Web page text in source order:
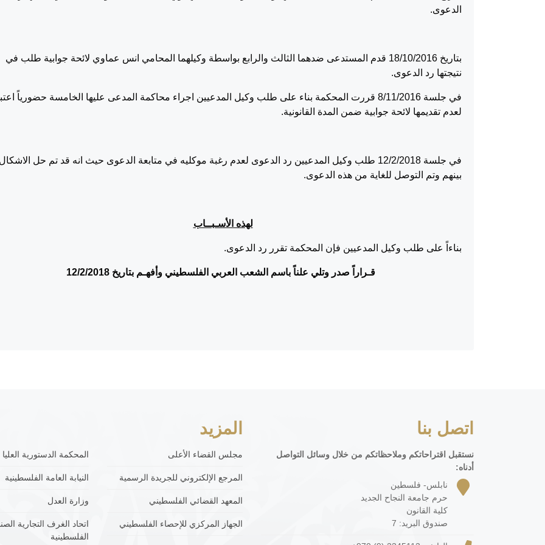
الدعوى.
بتاريخ 18/10/2016 قدم المستدعى ضدهما الثالث والرابع بواسطة وكيلهما المحامي انس عماوي لائحة جوابية طلب في
نتيجتها رد الدعوى.
في جلسة 8/11/2016 قررت المحكمة بناء على طلب وكيل المدعيين اجراء محاكمة المدعى عليها الخامسة حضورياً
لعدم تقديمها لائحة جوابية ضمن المدة القانونية.
في جلسة 12/2/2018 طلب وكيل المدعيين رد الدعوى لعدم رغبة موكليه في متابعة الدعوى حيث انه قد تم حل
بينهم وتم التوصل للغاية من هذه الدعوى.
لهذه الأسـبــاب
بناءاً على طلب وكيل المدعيين فإن المحكمة تقرر رد الدعوى.
قـراراً صدر وتلي علناً باسم الشعب العربي الفلسطيني وأفهـم بتاريخ12/2/2018
اتصل بنا
نستقبل اقتراحاتكم وملاحظاتكم من خلال وسائل التواصل
أدناه:
نابلس- فلسطين
حرم جامعة النجاح الجديد
كلية القانون
صندوق البريد: 7
المزيد
مجلس القضاء الأعلى المحكمة الدستورية العليا
المرجع الإلكتروني للجريدة الرسمية النيابة العامة الفلسطينية
المعهد القضائي الفلسطيني وزارة العدل
الجهاز المركزي للإحصاء الفلسطيني
اتحاد الغرف التجارية
الفلسطينية